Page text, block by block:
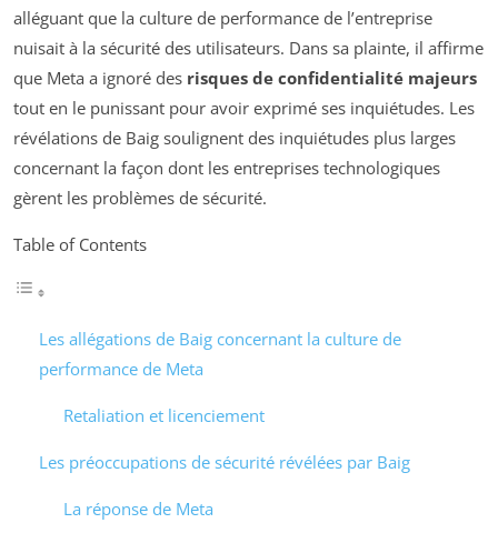
alléguant que la culture de performance de l’entreprise
nuisait à la sécurité des utilisateurs. Dans sa plainte, il affirme
que Meta a ignoré des risques de confidentialité majeurs
tout en le punissant pour avoir exprimé ses inquiétudes. Les
révélations de Baig soulignent des inquiétudes plus larges
concernant la façon dont les entreprises technologiques
gèrent les problèmes de sécurité.
Table of Contents
Les allégations de Baig concernant la culture de
performance de Meta
Retaliation et licenciement
Les préoccupations de sécurité révélées par Baig
La réponse de Meta